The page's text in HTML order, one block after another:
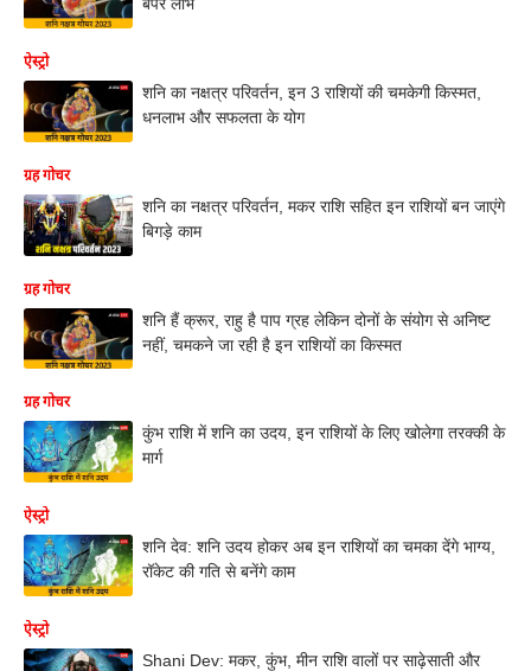
बपंर लाभ
ऐस्ट्रो
शनि का नक्षत्र परिवर्तन, इन 3 राशियों की चमकेगी किस्मत,
धनलाभ और सफलता के योग
ग्रह गोचर
शनि का नक्षत्र परिवर्तन, मकर राशि सहित इन राशियों बन जाएंगे
बिगड़े काम
ग्रह गोचर
शनि हैं क्रूर, राहु है पाप ग्रह लेकिन दोनों के संयोग से अनिष्ट
नहीं, चमकने जा रही है इन राशियों का किस्मत
ग्रह गोचर
कुंभ राशि में शनि का उदय, इन राशियों के लिए खोलेगा तरक्की के
मार्ग
ऐस्ट्रो
शनि देव: शनि उदय होकर अब इन राशियों का चमका देंगे भाग्य,
रॉकेट की गति से बनेंगे काम
ऐस्ट्रो
Shani Dev: मकर, कुंभ, मीन राशि वालों पर साढ़ेसाती और